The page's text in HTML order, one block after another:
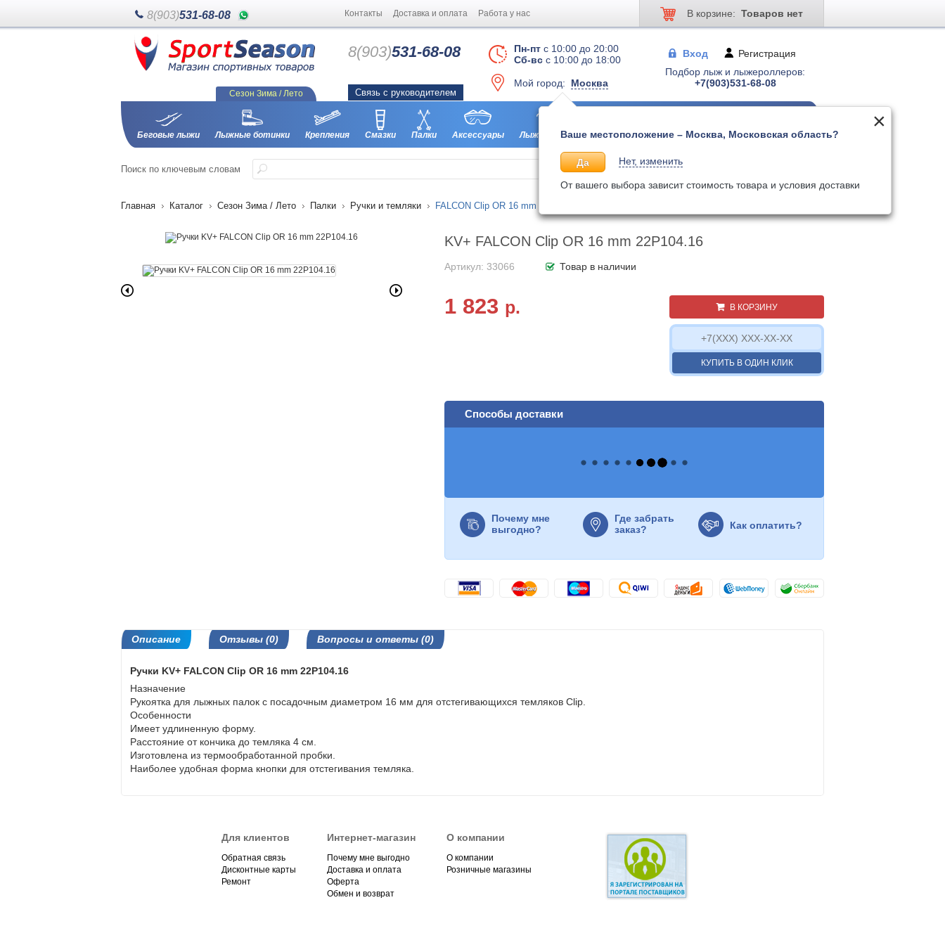
8(903)531-68-08 Контакты Доставка и оплата Работа у нас В корзине: Товаров нет
8(903)531-68-08 Пн-пт с 10:00 до 20:00
Сб-вс с 10:00 до 18:00
Мой город: Москва
Ваше местоположение – Москва, Московская область?
Да Нет, изменить
От вашего выбора зависит стоимость товара и условия доставки
Вход Регистрация
Связь с руководителем
Подбор лыж и лыжероллеров:
+7(903)531-68-08
Сезон Зима / Лето
Беговые лыжи Лыжные ботинки Крепления Смазки Палки Аксессуары Лыжероллеры Ботинки для лыжер-ов Палки для лыжер-ов
Поиск по ключевым словам Поиск
Главная Каталог Сезон Зима / Лето Палки Ручки и темляки FALCON Clip OR 16 mm 22P104.16
KV+ FALCON Clip OR 16 mm 22P104.16
Артикул: 33066 Товар в наличии
1 823 р. В КОРЗИНУ
КУПИТЬ В ОДИН КЛИК
Способы доставки
Почему мне
выгодно?
Где забрать
заказ?
Как оплатить?
Описание Отзывы (0) Вопросы и ответы (0)
Ручки KV+ FALCON Clip OR 16 mm 22P104.16
Назначение
Рукоятка для лыжных палок с посадочным диаметром 16 мм для отстегивающихся темляков Clip.
Особенности
Имеет удлиненную форму.
Расстояние от кончика до темляка 4 см.
Изготовлена из термообработанной пробки.
Наиболее удобная форма кнопки для отстегивания темляка.
Для клиентов
Обратная связь
Дисконтные карты
Ремонт
Интернет-магазин
Почему мне выгодно
Доставка и оплата
Оферта
Обмен и возврат
О компании
О компании
Розничные магазины